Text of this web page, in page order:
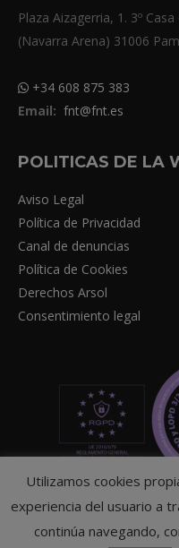
Plaza Aizagerria, 1. 3º
(Navarra Arena) 31006
+34 608 875 383
Email: fnt@fnt.es
POLITICAS DE LA
Aviso Legal
Política de Privacidad
Canal de denuncias
Política de Cookies
Derechos Arsol
Consentimiento legal
Utilizamos cookies
experiencia del usuario a
continúa navegando,